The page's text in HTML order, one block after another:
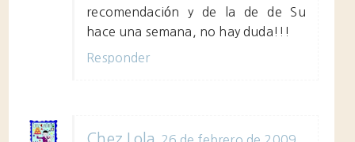
recomendación y de la de de Su
hace una semana, no hay duda!!!
Responder